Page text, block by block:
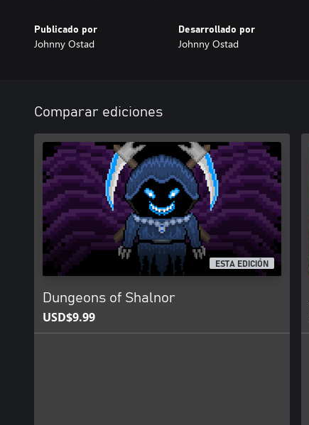
Publicado por
Johnny Ostad
Desarrollado por
Johnny Ostad
Comparar ediciones
ESTA EDICIÓN
Dungeons of Shalnor
USD$9.99